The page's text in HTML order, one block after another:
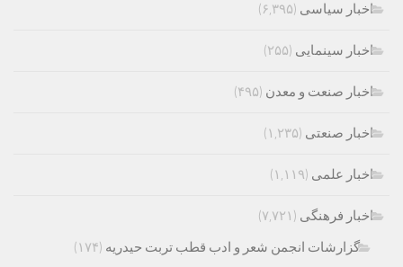
اخبار سیاسی (۶,۳۹۵)
اخبار سینمایی (۲۵۵)
اخبار صنعت و معدن (۴۹۵)
اخبار صنعتی (۱,۲۳۵)
اخبار علمی (۱,۱۱۹)
اخبار فرهنگی (۷,۷۲۱)
گزارشات انجمن شعر و ادب قطب تربت حیدریه (۱۷۴)